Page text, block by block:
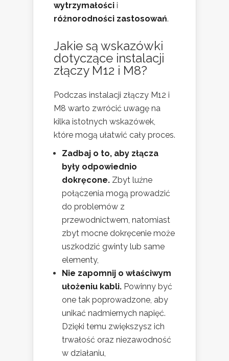
wytrzymałości i
różnorodności zastosowań.
Jakie są wskazówki
dotyczące instalacji
złączy M12 i M8?
Podczas instalacji złączy M12 i
M8 warto zwrócić uwagę na
kilka istotnych wskazówek,
które mogą ułatwić cały proces.
Zadbaj o to, aby złącza
były odpowiednio
dokręcone. Zbyt luźne
połączenia mogą prowadzić
do problemów z
przewodnictwem, natomiast
zbyt mocne dokręcenie może
uszkodzić gwinty lub same
elementy,
Nie zapomnij o właściwym
ułożeniu kabli. Powinny być
one tak poprowadzone, aby
unikać nadmiernych napięć.
Dzięki temu zwiększysz ich
trwałość oraz niezawodność
w działaniu,